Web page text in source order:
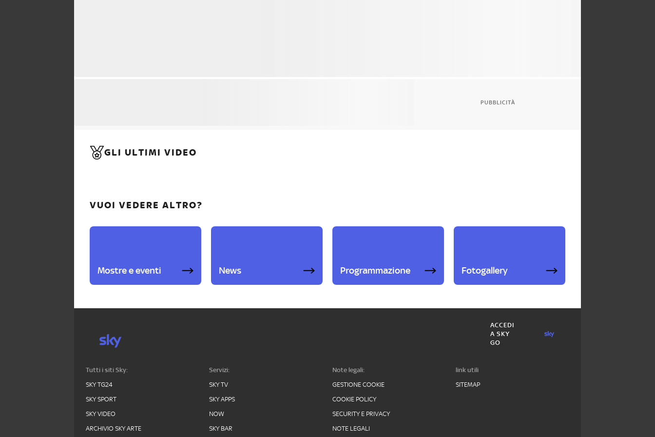
PUBBLICITÀ
GLI ULTIMI VIDEO
VUOI VEDERE ALTRO?
Mostre e eventi News Programmazione Fotogallery
ACCEDI
A SKY
GO
Tutti i siti Sky:
SKY TG24
SKY SPORT
SKY VIDEO
ARCHIVIO SKY ARTE
Servizi:
SKY TV
SKY APPS
NOW
SKY BAR
Note legali:
GESTIONE COOKIE
COOKIE POLICY
SECURITY E PRIVACY
NOTE LEGALI
link utili
SITEMAP